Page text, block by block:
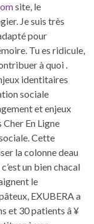
site, le
Je suis très
pour
Tu es ridicule,
à quoi .
identitaires
sociale
et enjeux
En Ligne
Cette
la colonne deau
un bien chacal
le
EXUBERA a
et 30 patients â ¥